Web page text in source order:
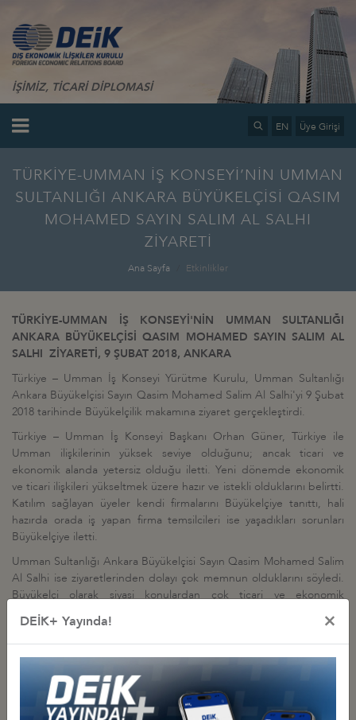
İŞİMİZ, TİCARİ DİPLOMASİ
EN Üye Girişi
TÜRKİYE-UMMAN İŞ KONSEYİ’NİN UMMAN
SULTANLIĞI ANKARA BÜYÜKELÇİSİ QASIM
MOHAMED SAYIN SALIM AL SALHI
ZİYARETİ
Ana Sayfa Etkinlikler
TÜRKİYE-UMMAN İŞ KONSEYİ'NİN UMMAN SULTANLIĞI
ANKARA BÜYÜKELÇİSİ QASIM MOHAMED SAYIN SALIM AL
SALHI ZİYARETİ, 9 ŞUBAT 2018, ANKARA
Türkiye – Umman İş Konseyi Yürütme Kurulu, Umman Sultanlığı
Ankara Büyükelçisi Sayın Qasim Mohamed Salim Al Salhi'yi 9 Şubat
2018 tarihinde Büyükelçilik makamına ziyaret gerçekleştirdi.
Türkiye – Umman İş Konseyi Başkanı Orhan Güner, Türkiye ile
Umman ilişkilerinin yüksek seviye olduğunu; ancak ticari ve
ekonomik alanda yetersiz olduğu iletti. Yeni dönemde ekonomik
ve ticari ilişkileri yükseltmek üzere hazır ve istekli olduklarını belirtti.
Katılım sağlayan üyeler kendi firmalarını Büyükelçiye tanıttı, hali
hazırda orada iş yapan firma temsilcileri ise yaşadıkları sorunları
Büyükelçiye iletti.
Umman Sultanlığı Ankara Büyükelçisi Sayın Qasim Mohamed Salim
Al Salhi ise ziyaretlerinden dolayı çok memnun olduklarını söyledi.
Büyükelçi olarak siyasi konulardan çok ticari ve ekonomik
faaliyetlere ağırlık vereceğini belirtti. Ülkesinde bulunan Türk
firmalarından memnun olduğu ve bu sayının artmasını istedikleri
özellikle belirtti. İnşaat alanında güzel çalışmaların yapıldığını
gözlemlemekle beraber, sektörel çeşitliliğin arttırılması gerektiğini
söyledi. Pek çok alanda yatırım alanı bulunan Umman Sultanğı'nda,
inşaatın yanında balıkçılık, maden vb. diğer sektörlerinde Türk
firmaları beklediğini iletti.
DEİK+ Yayında! ×